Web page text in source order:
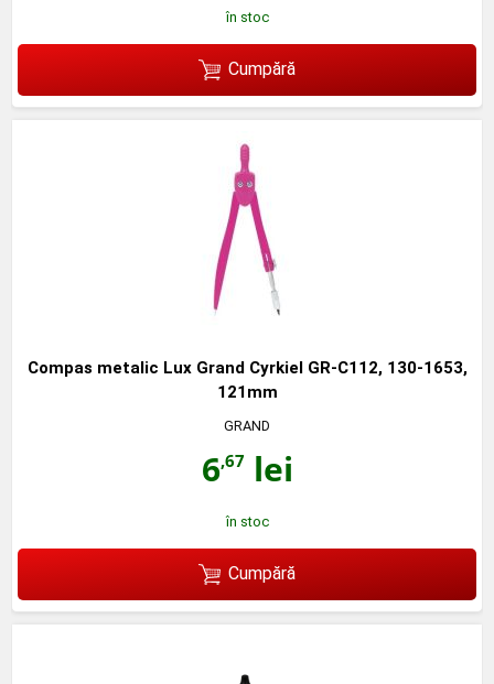
în stoc
Cumpără
Compas metalic Lux Grand Cyrkiel GR-C112, 130-1653,
121mm
GRAND
6,67lei
în stoc
Cumpără